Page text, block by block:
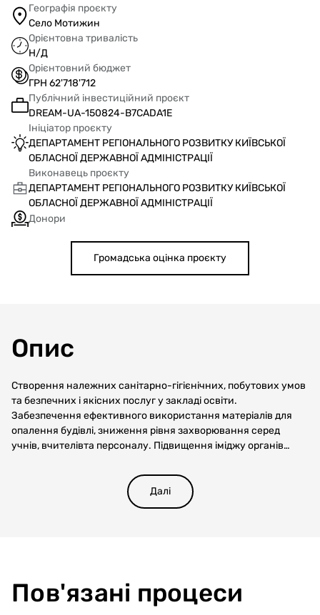
Географія проєкту
Село Мотижин
Орієнтовна тривалість
Н/Д
Орієнтовний бюджет
ГРН 62'718'712
Публічний інвестиційний проєкт
DREAM-UA-150824-B7CADA1E
Ініціатор проєкту
ДЕПАРТАМЕНТ РЕГІОНАЛЬНОГО РОЗВИТКУ КИЇВСЬКОЇ
ОБЛАСНОЇ ДЕРЖАВНОЇ АДМІНІСТРАЦІЇ
Виконавець проєкту
ДЕПАРТАМЕНТ РЕГІОНАЛЬНОГО РОЗВИТКУ КИЇВСЬКОЇ
ОБЛАСНОЇ ДЕРЖАВНОЇ АДМІНІСТРАЦІЇ
Донори
Громадська оцінка проєкту
Опис
Створення належних санітарно-гігієнічних, побутових умов
та безпечних і якісних послуг у закладі освіти.
Забезпечення ефективного використання матеріалів для
опалення будівлі, зниження рівня захворювання серед
учнів, вчителівта персоналу. Підвищення іміджу органів
енергозберігаючих властивостей будівлі здатних
забезпечувати задану ступінь споживання теплової енергії
для підтримання оптимальних параметрів мікроклімату
Далі
Пов'язані процеси